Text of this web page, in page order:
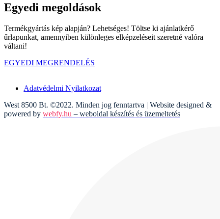
Egyedi megoldások
Termékgyártás kép alapján? Lehetséges! Töltse ki ajánlatkérő
űrlapunkat, amennyiben különleges elképzeléseit szeretné valóra
váltani!
EGYEDI MEGRENDELÉS
Adatvédelmi Nyilatkozat
West 8500 Bt. ©2022. Minden jog fenntartva | Website designed &
powered by webfy.hu – weboldal készítés és üzemeltetés